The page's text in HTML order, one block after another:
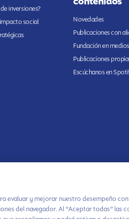
inversiones?
social
Novedades
Publicaciones con
Fundación en medios
Publicaciones
Escúchanos en
de
evaluar y mejorar nuestro desempeño
del navegador. Al “Aceptar todas” las